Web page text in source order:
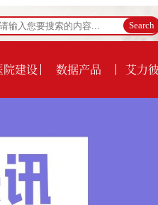
院建设 数据产品 艾力